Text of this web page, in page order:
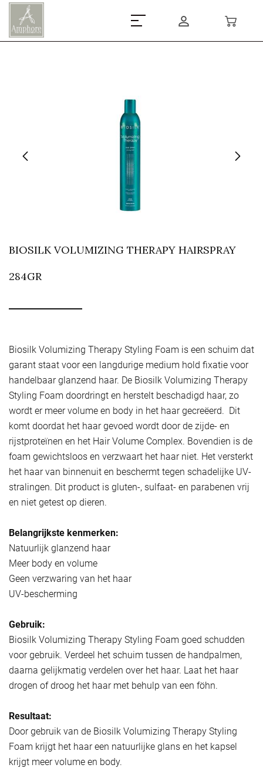
BIOSILK VOLUMIZING THERAPY HAIRSPRAY
284GR
Biosilk Volumizing Therapy Styling Foam is een schuim dat
garant staat voor een langdurige medium hold fixatie voor
handelbaar glanzend haar. De Biosilk Volumizing Therapy
Styling Foam doordringt en herstelt beschadigd haar, zo
wordt er meer volume en body in het haar gecreëerd. Dit
komt doordat het haar gevoed wordt door de zijde- en
rijstproteïnen en het Hair Volume Complex. Bovendien is de
foam gewichtsloos en verzwaart het haar niet. Het versterkt
het haar van binnenuit en beschermt tegen schadelijke UV-
stralingen. Dit product is gluten-, sulfaat- en parabenen vrij
en niet getest op dieren.
Belangrijkste kenmerken:
Natuurlijk glanzend haar
Meer body en volume
Geen verzwaring van het haar
UV-bescherming
Gebruik:
Biosilk Volumizing Therapy Styling Foam goed schudden
voor gebruik. Verdeel het schuim tussen de handpalmen,
daarna gelijkmatig verdelen over het haar. Laat het haar
drogen of droog het haar met behulp van een föhn.
Resultaat:
Door gebruik van de Biosilk Volumizing Therapy Styling
Foam krijgt het haar een natuurlijke glans en het kapsel
krijgt meer volume en body.